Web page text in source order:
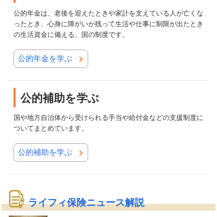
公的年金は、老後を迎えたときや家計を支えている人が亡くな
ったとき、心身に障がいが残って生活や仕事に制限が出たとき
の生活資金に備える、国の制度です。
公的年金を学ぶ
公的補助を学ぶ
国や地方自治体から受けられる手当や給付金などの支援制度に
ついてまとめています。
公的補助を学ぶ
ライフィ保険ニュース解説